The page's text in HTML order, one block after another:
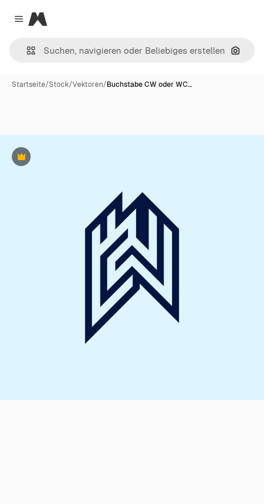
Close menu
Magnific
Nach
Startseite/Stock/Vektoren/Buchstabe CW oder WC…
Premium